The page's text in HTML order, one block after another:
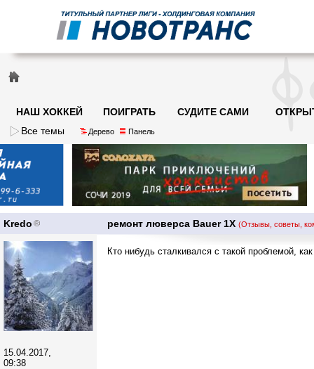
НАШ ХОККЕЙ ПОИГРАТЬ СУДИТЕ САМИ
Все темы
Дерево Панель
Kredo ремонт люверса Bauer 1X (Отзывы, советы,
15.04.2017,
09:38
Кто нибудь сталкивался с такой проблемой,